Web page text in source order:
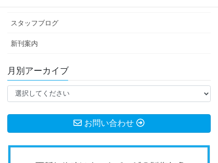
スタッフブログ
新刊案内
月別アーカイブ
お問い合わせ